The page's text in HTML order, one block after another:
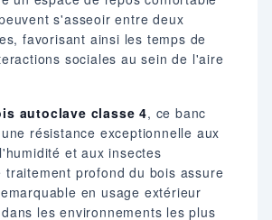
s'asseoir entre deux
favorisant ainsi les temps de
sociales au sein de l'aire
autoclave classe 4, ce banc
résistance exceptionnelle aux
et aux insectes
traitement profond du bois assure
en usage extérieur
les environnements les plus